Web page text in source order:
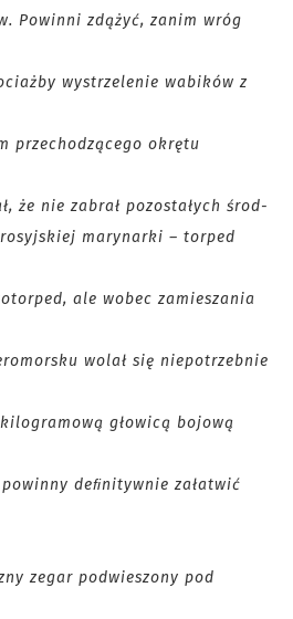
Powinni zdążyć, zanim wróg
wystrzelenie wabików z
przechodzącego okrętu
że nie zabrał pozostałych środ-
marynarki – torped
ale wobec zamieszania
wolał się niepotrzebnie
głowicą bojową
deﬁnitywnie załatwić
zegar podwieszony pod